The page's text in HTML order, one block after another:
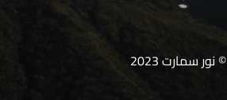
© نور سمارت 2023